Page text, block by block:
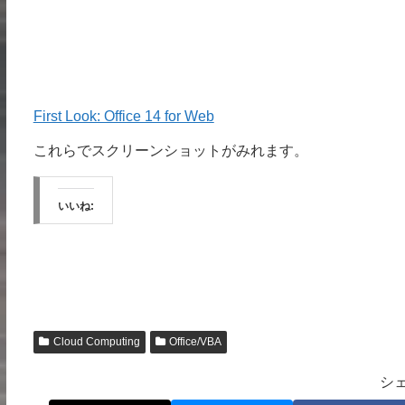
First Look: Office 14 for Web
これらでスクリーンショットがみれます。
いいね:
Cloud Computing Office/VBA
シ